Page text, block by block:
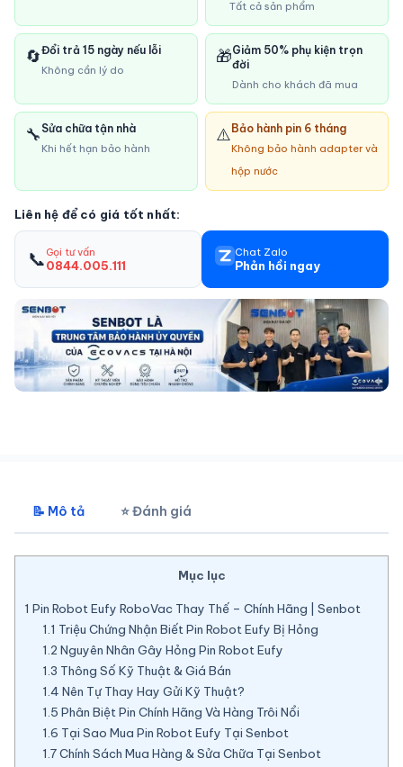
Tất cả sản phẩm
🔄Đổi trả 15 ngày nếu lỗi
Không cần lý do
🎁Giảm 50% phụ kiện trọn
đời
Dành cho khách đã mua
🔧 Sửa chữa tận nhà
Khi hết hạn bảo hành
⚠️ Bảo hành pin 6 tháng
Không bảo hành adapter và
hộp nước
Liên hệ để có giá tốt nhất:
📞Gọi tư vấn
0844.005.111
Chat Zalo
Phản hồi ngay
📝 Mô tả ⭐ Đánh giá
Mục lục
1 Pin Robot Eufy RoboVac Thay Thế – Chính Hãng | Senbot
1.1 Triệu Chứng Nhận Biết Pin Robot Eufy Bị Hỏng
1.2 Nguyên Nhân Gây Hỏng Pin Robot Eufy
1.3 Thông Số Kỹ Thuật & Giá Bán
1.4 Nên Tự Thay Hay Gửi Kỹ Thuật?
1.5 Phân Biệt Pin Chính Hãng Và Hàng Trôi Nổi
1.6 Tại Sao Mua Pin Robot Eufy Tại Senbot
1.7Chính Sách Mua Hàng & Sửa Chữa Tại Senbot